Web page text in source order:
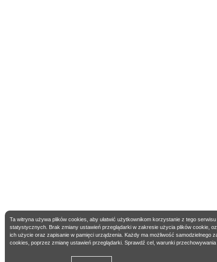
Ta witryna używa plików cookies, aby ułatwić użytkownikom korzystanie z tego
statystycznych. Brak zmiany ustawień przeglądarki w zakresie użycia plików cookie,
ich użycie oraz zapisanie w pamięci urządzenia. Każdy ma możliwość samodzielnego
cookies, poprzez zmianę ustawień przeglądarki. Sprawdź cel, warunki